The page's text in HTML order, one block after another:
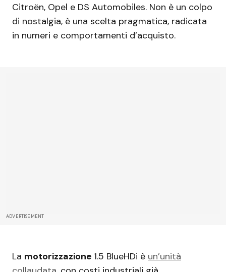
Citroën, Opel e DS Automobiles. Non è un colpo
di nostalgia, è una scelta pragmatica, radicata
in numeri e comportamenti d’acquisto.
ADVERTISEMENT
La motorizzazione 1.5 BlueHDi è un’unità